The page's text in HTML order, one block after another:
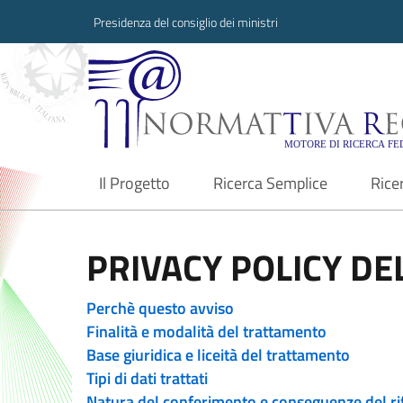
Presidenza del consiglio dei ministri
Normattiva
Il Progetto
current Ricerca Semplice
PRIVACY POLICY
Perchè questo avviso
Finalità e modalità del trattamento
Base giuridica e liceità del trattamento
Tipi di dati trattati